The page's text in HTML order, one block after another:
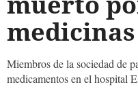
medicinas
Miembros de la sociedad de
medicamentos en el hospital